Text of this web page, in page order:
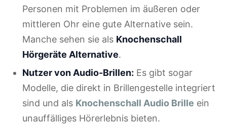
Personen mit Problemen im äußeren oder
mittleren Ohr eine gute Alternative sein.
Manche sehen sie als Knochenschall
Hörgeräte Alternative.
Nutzer von Audio-Brillen: Es gibt sogar
Modelle, die direkt in Brillengestelle integriert
sind und als Knochenschall Audio Brille ein
unauffälliges Hörerlebnis bieten.